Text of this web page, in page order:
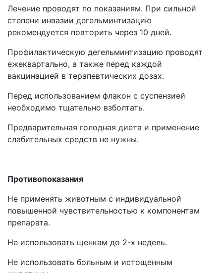
Лечение проводят по показаниям. При сильной
степени инвазии дегельминтизацию
рекомендуется повторить через 10 дней.
Профилактическую дегельминтизацию проводят
ежеквартально, а также перед каждой
вакцинацией в терапевтических дозах.
Перед использованием флакон с суспензией
необходимо тщательно взболтать.
Предварительная голодная диета и применение
слабительных средств не нужны.
Противопоказания
Не применять животным с индивидуальной
повышенной чувствительностью к компонентам
препарата.
Не использовать щенкам до 2-х недель.
Не использовать больным и истощенным